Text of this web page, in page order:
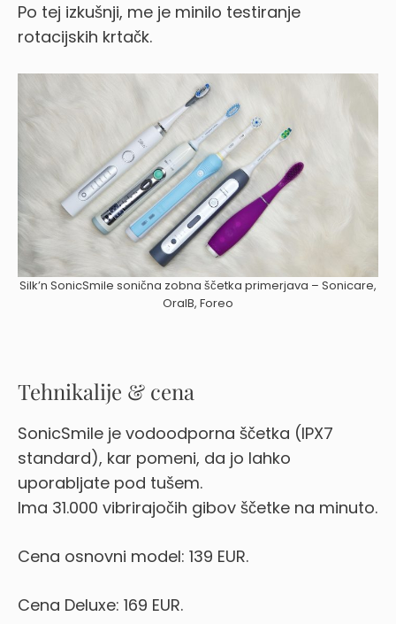
Po tej izkušnji, me je minilo testiranje
rotacijskih krtačk.
Silk’n SonicSmile sonična zobna ščetka primerjava – Sonicare,
OralB, Foreo
Tehnikalije & cena
SonicSmile je vodoodporna ščetka (IPX7
standard), kar pomeni, da jo lahko
uporabljate pod tušem.
Ima 31.000 vibrirajočih gibov ščetke na minuto.
Cena osnovni model: 139 EUR.
Cena Deluxe: 169 EUR.